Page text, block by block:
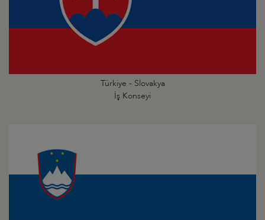
Türkiye - Slovakya
İş Konseyi